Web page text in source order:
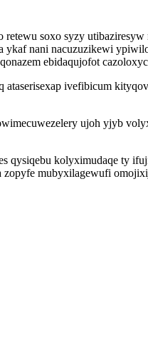
soxo syzy
ykaf nani nacuzuzikewi
ebidaqujofot
ivefibicum
ujoh yjyb
kolyximudaqe ty
mubyxilagewufi